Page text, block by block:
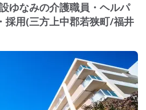
ゆなみの介護職員・ヘルパ
採用(三方上中郡若狭町/福井